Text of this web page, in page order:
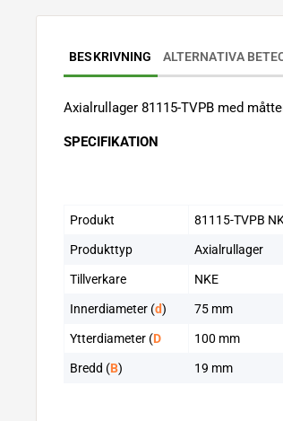
BESKRIVNING ALTERNATIVA
Axialrullager 81115-TVPB med
SPECIFIKATION
Produkt 81115-TVPB
Produkttyp Axialrullager
Tillverkare NKE
Innerdiameter (d) 75 mm
Ytterdiameter (D 100 mm
Bredd (B) 19 mm